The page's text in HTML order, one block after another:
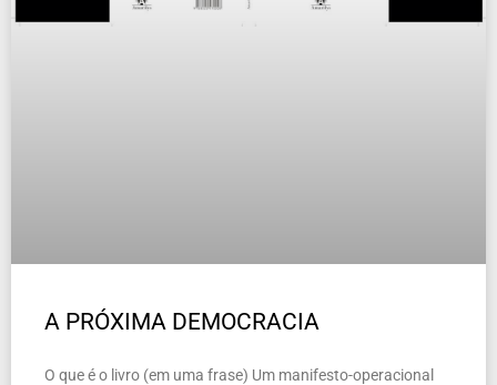
A PRÓXIMA DEMOCRACIA
O que é o livro (em uma frase) Um manifesto-operacional